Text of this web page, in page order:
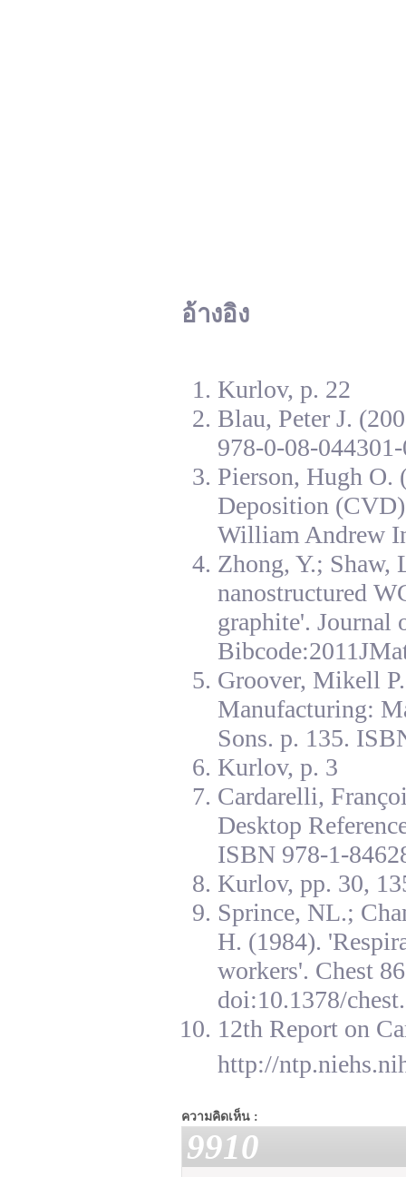
อ้างอิง
Kurlov, p. 22
Blau, Peter J.
978-0-08-
Pierson, Hugh O.
Deposition
William Andrew
Zhong, Y.; Shaw,
nanostructured
graphite'. Journal
Groover, Mikell
Manufacturing:
Sons. p. 135.
Kurlov, p. 3
Cardarelli,
Desktop
ISBN 978-1-
Kurlov, pp. 30,
Sprince, NL.;
H. (1984).
workers'. Chest
doi:10.1378/
12th Report on
http://
ความคิดเห็น :
9910